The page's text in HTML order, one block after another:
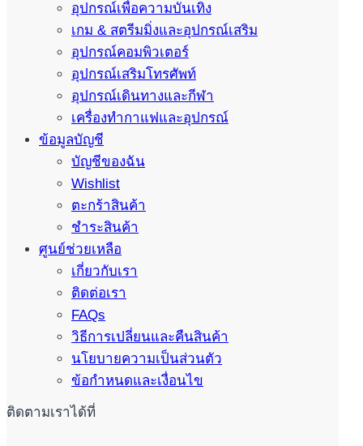
อุปกรณ์เพื่อความบันเทิง
เกม & สตรีมมิ่งและอุปกรณ์เสริม
อุปกรณ์คอมพิวเตอร์
อุปกรณ์เสริมโทรศัพท์
อุปกรณ์เดินทางและกีฬา
เครื่องทำกาแฟและอุปกรณ์
ข้อมูลบัญชี
บัญชีของฉัน
Wishlist
ตะกร้าสินค้า
ชำระสินค้า
ศูนย์ช่วยเหลือ
เกี่ยวกับเรา
ติดต่อเรา
FAQs
วิธีการเปลี่ยนและคืนสินค้า
นโยบายความเป็นส่วนตัว
ข้อกำหนดและเงื่อนไข
ติดตามเราได้ที่